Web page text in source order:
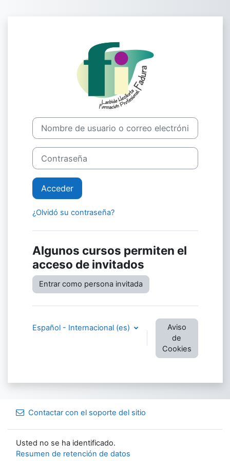
Entrar a CIFP
Nombre de usuario o correo electrónico
Contraseña
Acceder
¿Olvidó su contraseña?
Algunos cursos permiten el
acceso de invitados
Entrar como persona invitada
Español - Internacional ‎(es)‎
Aviso
de
Cookies
Contactar con el soporte del sitio
Usted no se ha identificado.
Resumen de retención de datos